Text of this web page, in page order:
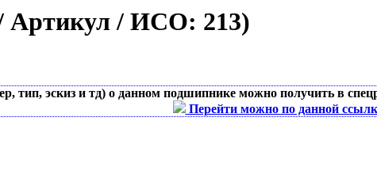
Артикул / ИСО: 213)
тип, эскиз и тд) о данном подшипнике можно получить в
Перейти можно по данной